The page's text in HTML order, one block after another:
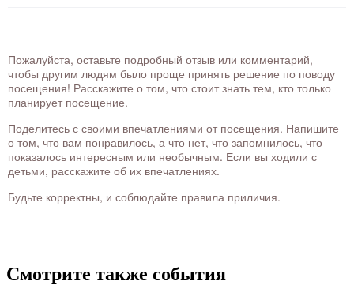
Пожалуйста, оставьте подробный отзыв или комментарий,
чтобы другим людям было проще принять решение по поводу
посещения! Расскажите о том, что стоит знать тем, кто только
планирует посещение.
Поделитесь с своими впечатлениями от посещения. Напишите
о том, что вам понравилось, а что нет, что запомнилось, что
показалось интересным или необычным. Если вы ходили с
детьми, расскажите об их впечатлениях.
Будьте корректны, и соблюдайте правила приличия.
Смотрите также события